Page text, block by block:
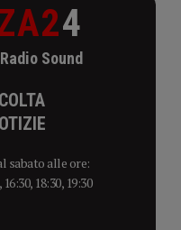
4
Sound
sabato alle ore:
18:30, 19:30